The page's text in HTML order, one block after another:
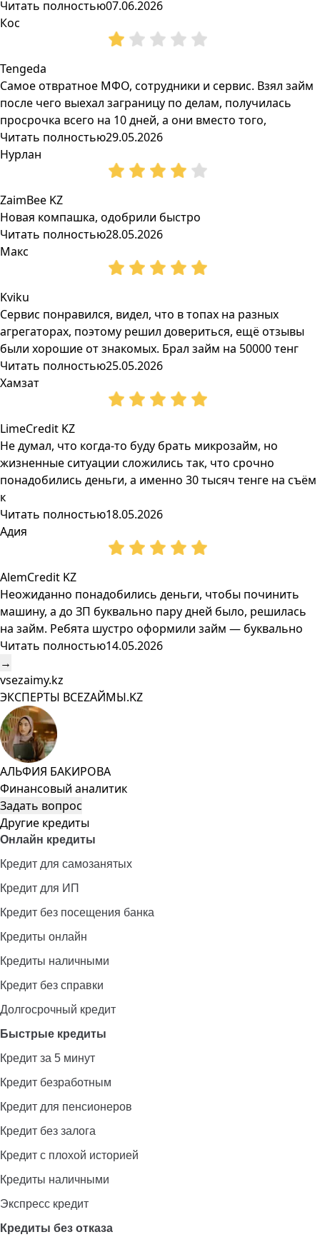
Читать полностью07.06.2026
Кос
Tengeda
Самое отвратное МФО, сотрудники и сервис. Взял займ
после чего выехал заграницу по делам, получилась
просрочка всего на 10 дней, а они вместо того,
Читать полностью29.05.2026
Нурлан
ZaimBee KZ
Новая компашка, одобрили быстро
Читать полностью28.05.2026
Макс
Kviku
Сервис понравился, видел, что в топах на разных
агрегаторах, поэтому решил довериться, ещё отзывы
были хорошие от знакомых. Брал займ на 50000 тенг
Читать полностью25.05.2026
Хамзат
LimeCredit KZ
Не думал, что когда-то буду брать микрозайм, но
жизненные ситуации сложились так, что срочно
понадобились деньги, а именно 30 тысяч тенге на съём
к
Читать полностью18.05.2026
Адия
AlemCredit KZ
Неожиданно понадобились деньги, чтобы починить
машину, а до ЗП буквально пару дней было, решилась
на займ. Ребята шустро оформили займ — буквально
Читать полностью14.05.2026
→
vsezaimy.kz
ЭКСПЕРТЫ ВСЕZAЙМЫ.KZ
АЛЬФИЯ БАКИРОВА
Финансовый аналитик
Задать вопрос
Другие кредиты
Онлайн кредиты
Кредит для самозанятых
Кредит для ИП
Кредит без посещения банка
Кредиты онлайн
Кредиты наличными
Кредит без справки
Долгосрочный кредит
Быстрые кредиты
Кредит за 5 минут
Кредит безработным
Кредит для пенсионеров
Кредит без залога
Кредит с плохой историей
Кредиты наличными
Экспресс кредит
Кредиты без отказа